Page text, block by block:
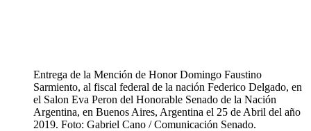
Entrega de la Mención de Honor Domingo Faustino
Sarmiento, al fiscal federal de la nación Federico Delgado, en
el Salon Eva Peron del Honorable Senado de la Nación
Argentina, en Buenos Aires, Argentina el 25 de Abril del año
2019. Foto: Gabriel Cano / Comunicación Senado.